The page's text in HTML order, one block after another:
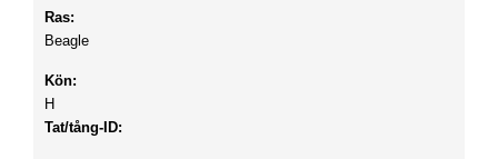
Ras:
Beagle
Kön:
H
Tat/tång-ID: